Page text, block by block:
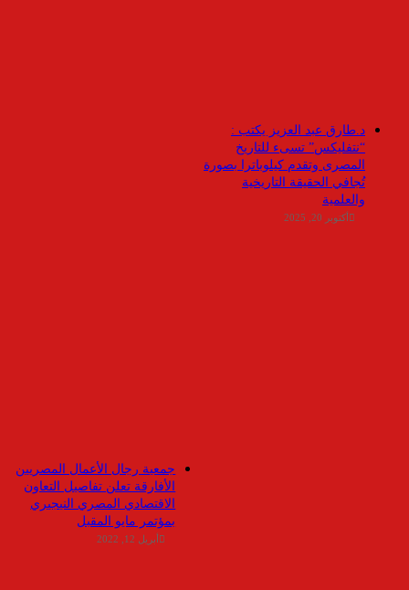
د.طارق عبد العزيز يكتب :
“نتفليكس” تسىء للتاريخ
المصرى وتقدم كيلوباترا بصورة
تُجافي الحقيقة التاريخية
والعلمية
أكتوبر 20, 2025
جمعية رجال الأعمال المصريين
الأفارقة تعلن تفاصيل التعاون
الاقتصادي المصري النيجيري
بمؤتمر مايو المقبل
أبريل 12, 2022